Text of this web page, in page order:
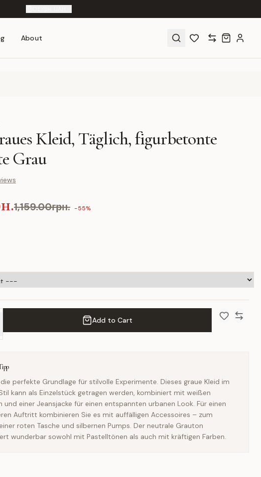
About
Kleid, Täglich, figurbetonte
Grau
1,159.00грн. -55%
Add to Cart
perfekte Grundlage für stilvolle Experimente. Dieses graue Kleid im
kann als Einzelstück getragen werden, kombiniert mit weißen
und einer Jeansjacke für einen entspannten urbanen Look. Für einen
Auftritt kombinieren Sie es mit auffälligen Accessoires – zum
roten Tasche und silbernen Pumps. Der neutrale Grauton
wunderbar sowohl mit Pastelltönen als auch mit kräftigen Farben.